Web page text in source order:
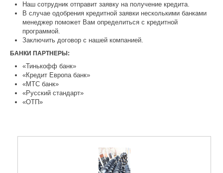
Наш сотрудник отправит заявку на получение кредита.
В случае одобрения кредитной заявки несколькими банками
менеджер поможет Вам определиться с кредитной
программой.
Заключить договор с нашей компанией.
БАНКИ ПАРТНЕРЫ:
«Тинькофф банк»
«Кредит Европа банк»
«МТС банк»
«Русский стандарт»
«ОТП»